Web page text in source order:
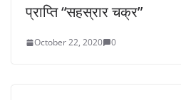
प्राप्ति “सहस्रार चक्र”
October 22, 2020 0